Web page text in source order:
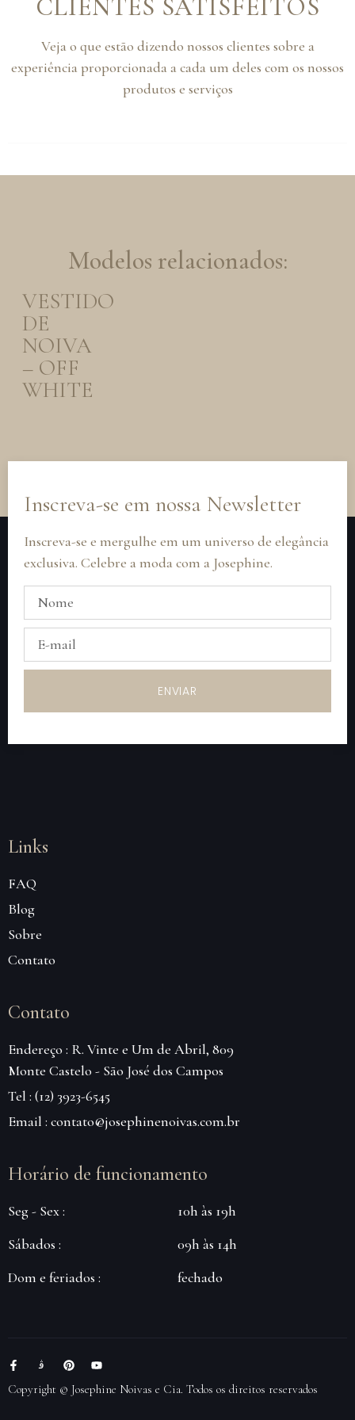
CLIENTES SATISFEITOS
Veja o que estão dizendo nossos clientes sobre a
experiência proporcionada a cada um deles com os nossos
produtos e serviços
Modelos relacionados:
VESTIDO
DE
NOIVA
– OFF
WHITE
Inscreva-se em nossa Newsletter
Inscreva-se e mergulhe em um universo de elegância
exclusiva. Celebre a moda com a Josephine.
ENVIAR
Links
FAQ
Blog
Sobre
Contato
Contato
Endereço : R. Vinte e Um de Abril, 809
Monte Castelo - São José dos Campos
Tel : (12) 3923-6545
Email : contato@josephinenoivas.com.br
Horário de funcionamento
Seg - Sex :
Sábados :
Dom e feriados :
10h às 19h
09h às 14h
fechado
Copyright © Josephine Noivas e Cia. Todos os direitos reservados